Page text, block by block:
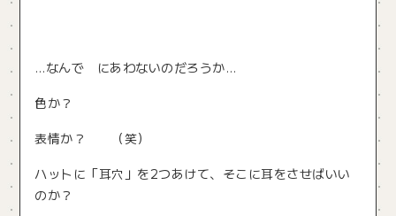
…なんで にあわないのだろうか…
色か？
表情か？ （笑）
ハットに「耳穴」を2つあけて、そこに耳をさせばいい
のか？